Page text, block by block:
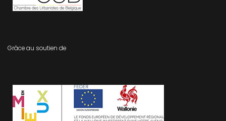
Grâce au soutien de